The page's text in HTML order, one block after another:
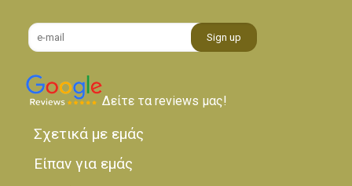
Δείτε τα reviews μας!
Σχετικά με εμάς
Είπαν για εμάς